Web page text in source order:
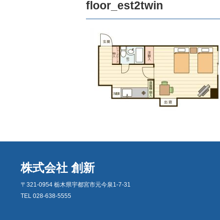
floor_est2twin
株式会社 創新
〒321-0954 栃木県宇都宮市元今泉1-7-31
TEL 028-638-5555